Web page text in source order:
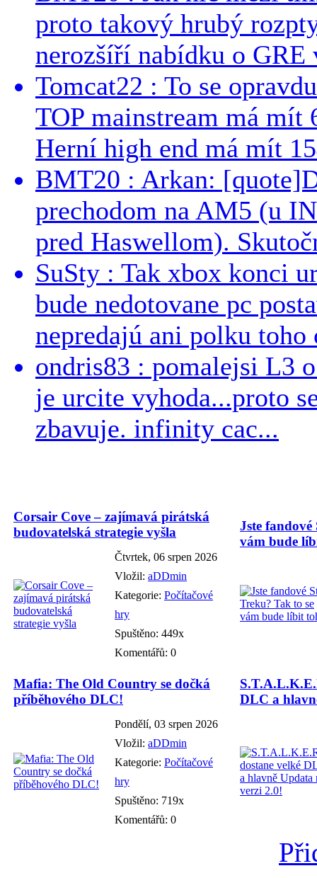
proto takový hrubý
nerozšíří nabídku o GRE
Tomcat22 : To se
TOP mainstream má
Herní high end má mít
BMT20 : Arkan:
prechodom na AM5 (u
pred Haswellom).
SuSty : Tak xbox konci
bude nedotovane pc
nepredajú ani polku toho
ondris83 : pomalejsi L3
je urcite vyhoda...proto
zbavuje. infinity cac...
Corsair Cove – zajímavá pirátská
budovatelská strategie vyšla
Čtvrtek, 06 srpen 2026
Vložil: aDDmin
Kategorie: Počítačové
hry
Spuštěno: 449x
Komentářů: 0
Jste
vám bude
Mafia: The Old Country se dočká
příběhového DLC!
Pondělí, 03 srpen 2026
Vložil: aDDmin
Kategorie: Počítačové
hry
Spuštěno: 719x
Komentářů: 0
DLC a